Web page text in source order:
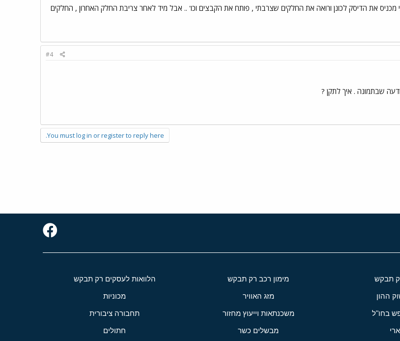
מכניס את הדיסק לכונן ורואה את החלקים שצרבתי , פותח את הקבצים וכו' .. אבל מיד לאחר צריבת החלק האחרון , החלקים
#4
שבתמונה . איך לתקן ?
You must log in or register to reply here.
תבקש מימון רכב רק תבקש הלוואות לעסקים רק תבקש
ההון מזג האוויר מכוניות
בחו"ל משכנתאות וייעוץ מחזור תחבורה ציבורית
מבשלים כשר חתולים